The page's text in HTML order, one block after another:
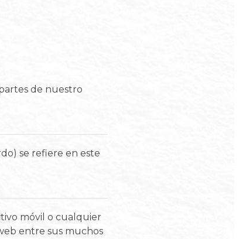
de nuestro
se refiere en este
móvil o cualquier
entre sus muchos